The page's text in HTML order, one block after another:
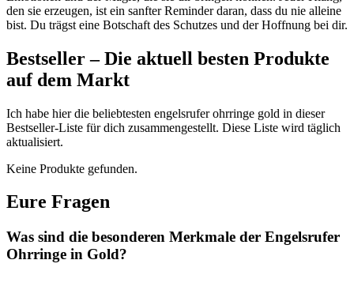
den​ sie erzeugen, ist ein ⁤sanfter Reminder daran, dass du‍ nie alleine
bist. ‌Du trägst⁤ eine Botschaft des Schutzes ‌und der Hoffnung bei dir.
Bestseller⁣ – Die aktuell besten Produkte
auf dem‌ Markt
Ich ⁤habe hier die beliebtesten engelsrufer ⁤ohrringe gold in dieser
Bestseller-Liste ⁤für dich zusammengestellt. Diese Liste wird täglich‍
aktualisiert.
Keine Produkte gefunden.
Eure Fragen
Was sind die besonderen Merkmale⁢ der Engelsrufer⁣
Ohrringe in Gold?